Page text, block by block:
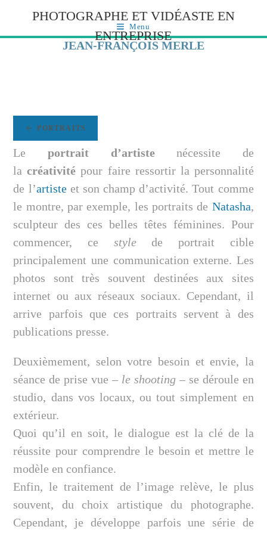
PHOTOGRAPHE ET VIDÉASTE EN
ENTREPRISE
JEAN-FRANÇOIS MERLE
Menu
PORTRAITS
Le portrait d’artistenécessite de
lacréativité pour faire ressortir la personnalité
de l’artisteet son champ d’activité. Tout comme
le montre, par exemple, les portraits de Natasha,
sculpteur des ces belles têtes féminines. Pour
commencer, ce stylede portrait cible
principalement une communication externe. Les
photos sont très souvent destinées aux sites
internet ou aux réseaux sociaux. Cependant, il
arrive parfois que ces portraits servent à des
publications presse.
Deuxièmement, selon votre besoin et envie, la
séance de prise vue – le shooting– se déroule en
studio, dans vos locaux, ou tout simplement en
extérieur.
Quoi qu’il en soit, le dialogue est la clé de la
réussite pour comprendre le besoin et mettre le
modèle en confiance.
Enfin, le traitement de l’image relève, le plus
souvent, du choix artistique du photographe.
Cependant, je développe parfois une série de